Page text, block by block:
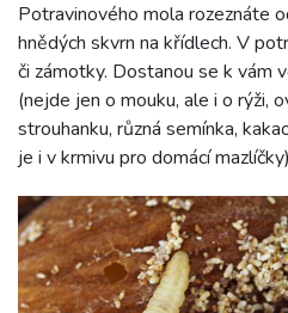
Potravinového mola rozeznáte
hnědých skvrn na křídlech. V
či zámotky. Dostanou se k vám
(nejde jen o mouku, ale i o rýži,
strouhanku, různá semínka,
je i v krmivu pro domácí